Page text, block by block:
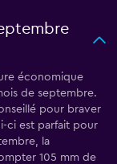
économique
de septembre.
pour braver
ci est parfait pour
la
105 mm de